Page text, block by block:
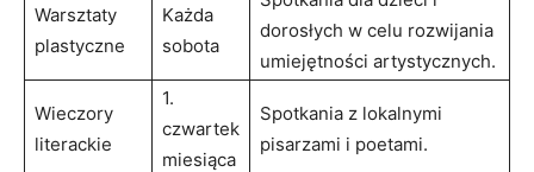
Warsztaty
plastyczne
Każda
sobota
dorosłych w celu rozwijania
umiejętności artystycznych.
Wieczory
literackie
1.
czwartek
miesiąca
Spotkania z lokalnymi
pisarzami i poetami.